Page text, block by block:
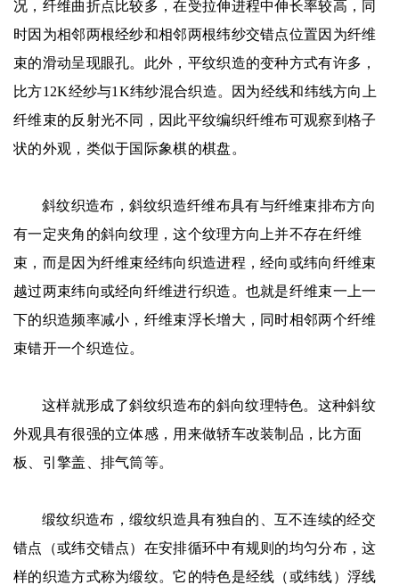
况，纤维曲折点比较多，在受拉伸进程中伸长率较高，同
时因为相邻两根经纱和相邻两根纬纱交错点位置因为纤维
束的滑动呈现眼孔。此外，平纹织造的变种方式有许多，
比方12K经纱与1K纬纱混合织造。因为经线和纬线方向上
纤维束的反射光不同，因此平纹编织纤维布可观察到格子
状的外观，类似于国际象棋的棋盘。
斜纹织造布，斜纹织造纤维布具有与纤维束排布方向
有一定夹角的斜向纹理，这个纹理方向上并不存在纤维
束，而是因为纤维束经纬向织造进程，经向或纬向纤维束
越过两束纬向或经向纤维进行织造。也就是纤维束一上一
下的织造频率减小，纤维束浮长增大，同时相邻两个纤维
束错开一个织造位。
这样就形成了斜纹织造布的斜向纹理特色。这种斜纹
外观具有很强的立体感，用来做轿车改装制品，比方面
板、引擎盖、排气筒等。
缎纹织造布，缎纹织造具有独自的、互不连续的经交
错点（或纬交错点）在安排循环中有规则的均匀分布，这
样的织造方式称为缎纹。它的特色是经线（或纬线）浮线